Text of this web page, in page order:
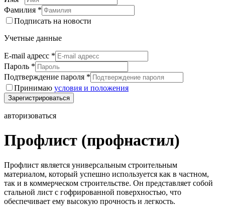
Фамилия *
Подписать на новости
Учетные данные
E-mail адресс *
Пароль *
Подтверждение пароля *
Принимаю условия и положения
Зарегистрироваться
авторизоваться
Профлист (профнастил)
Профлист является универсальным строительным
материалом, который успешно используется как в частном,
так и в коммерческом строительстве. Он представляет собой
стальной лист с гофрированной поверхностью, что
обеспечивает ему высокую прочность и легкость.